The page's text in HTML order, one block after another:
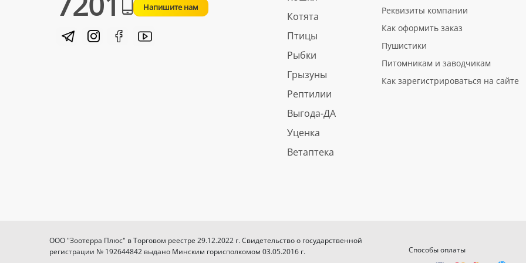
Напишите нам
Котята
Птицы
Рыбки
Грызуны
Рептилии
Выгода-ДА
Уценка
Ветаптека
Реквизиты компании
Как оформить заказ
Пушистики
Питомникам и заводчикам
Как зарегистрироваться на сайте
ООО "Зоотерра Плюс" в Торговом реестре 29.12.2022 г. Свидетельство о государственной
регистрации № 192644842 выдано Минским горисполкомом 03.05.2016 г.
Способы оплаты